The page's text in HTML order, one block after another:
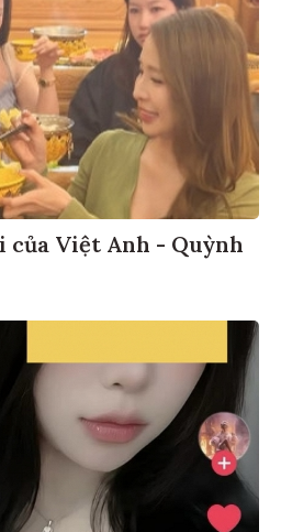
Việt Anh - Quỳnh